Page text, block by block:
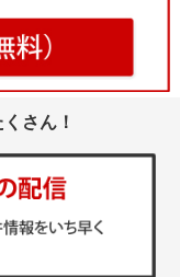
さん！